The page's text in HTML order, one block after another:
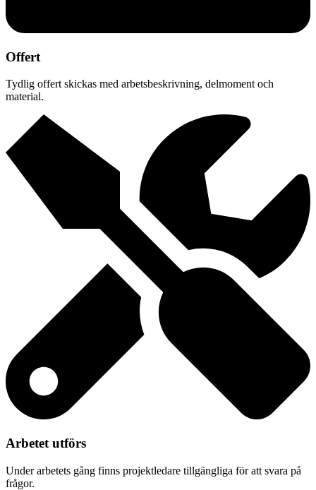
Offert
Tydlig offert skickas med arbetsbeskrivning, delmoment och
material.
Arbetet utförs
Under arbetets gång finns projektledare tillgängliga för att svara på
frågor.